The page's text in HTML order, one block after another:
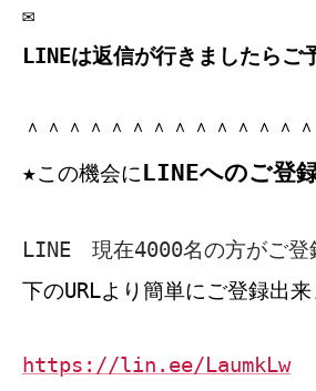
✉
LINEは返信が行きましたらご
＾＾＾＾＾＾＾＾＾＾＾＾＾
★この機会にLINEへのご登
LINE 現在4000名の方がご登
下のURLより簡単にご登録出来
https://lin.ee/LaumkLw